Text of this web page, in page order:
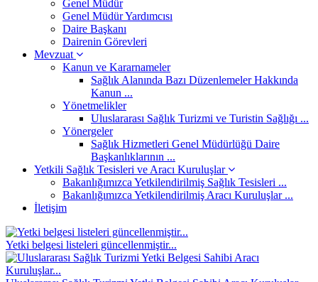
Genel Müdür
Genel Müdür Yardımcısı
Daire Başkanı
Dairenin Görevleri
Mevzuat
Kanun ve Kararnameler
Sağlık Alanında Bazı Düzenlemeler Hakkında
Kanun ...
Yönetmelikler
Uluslararası Sağlık Turizmi ve Turistin Sağlığı ...
Yönergeler
Sağlık Hizmetleri Genel Müdürlüğü Daire
Başkanlıklarının ...
Yetkili Sağlık Tesisleri ve Aracı Kuruluşlar
Bakanlığımızca Yetkilendirilmiş Sağlık Tesisleri ...
Bakanlığımızca Yetkilendirilmiş Aracı Kuruluşlar ...
İletişim
Yetki belgesi listeleri güncellenmiştir...